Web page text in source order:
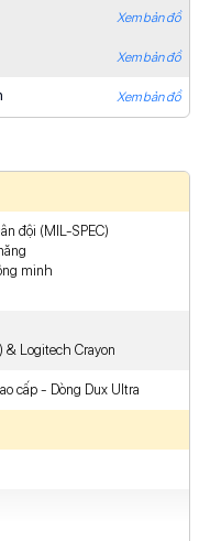
Xem bản đồ
Xem bản đồ
Xem bản đồ
đội (MIL-SPEC)
minh
& Logitech Crayon
cấp - Dòng Dux Ultra